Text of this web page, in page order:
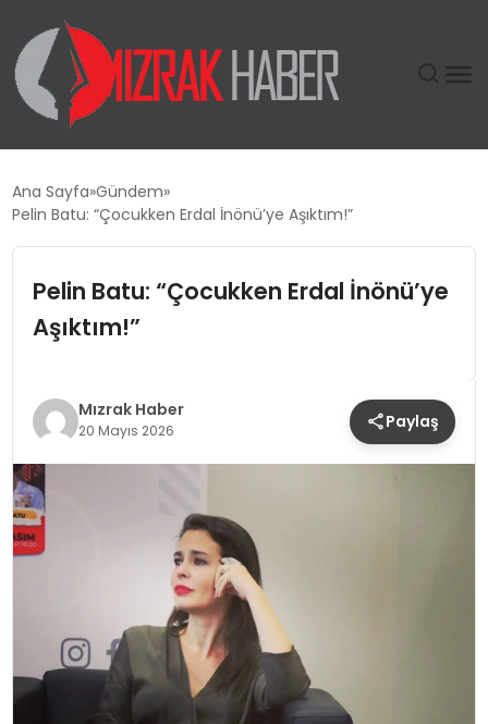
DÜNYA
EKONOMI
SPOR
TEKNOLOJI
YAŞAM
Ana Sayfa Gündem
Pelin Batu: “Çocukken Erdal İnönü’ye Aşıktım!”
Pelin Batu: “Çocukken Erdal İnönü’ye
Aşıktım!”
Mızrak Haber
20 Mayıs 2026 Paylaş